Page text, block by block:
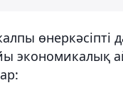
өнеркәсіпті